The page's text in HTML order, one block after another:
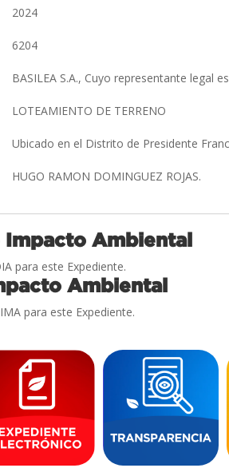
2024
6204
BASILEA S.A., Cuyo representante legal
LOTEAMIENTO DE TERRENO
Ubicado en el Distrito de Presidente
HUGO RAMON DOMINGUEZ ROJAS.
Impacto Ambiental
para este Expediente.
Ambiental
para este Expediente.